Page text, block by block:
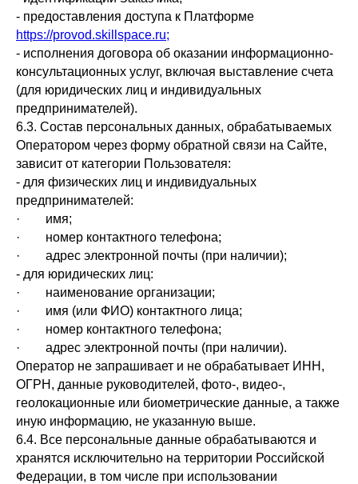
- предоставления доступа к Платформе
https://provod.skillspace.ru;
- исполнения договора об оказании информационно-
консультационных услуг, включая выставление счета
(для юридических лиц и индивидуальных
предпринимателей).
6.3. Состав персональных данных, обрабатываемых
Оператором через форму обратной связи на Сайте,
зависит от категории Пользователя:
- для физических лиц и индивидуальных
предпринимателей:
· имя;
· номер контактного телефона;
· адрес электронной почты (при наличии);
- для юридических лиц:
· наименование организации;
· имя (или ФИО) контактного лица;
· номер контактного телефона;
· адрес электронной почты (при наличии).
Оператор не запрашивает и не обрабатывает ИНН,
ОГРН, данные руководителей, фото-, видео-,
геолокационные или биометрические данные, а также
иную информацию, не указанную выше.
6.4. Все персональные данные обрабатываются и
хранятся исключительно на территории Российской
Федерации, в том числе при использовании